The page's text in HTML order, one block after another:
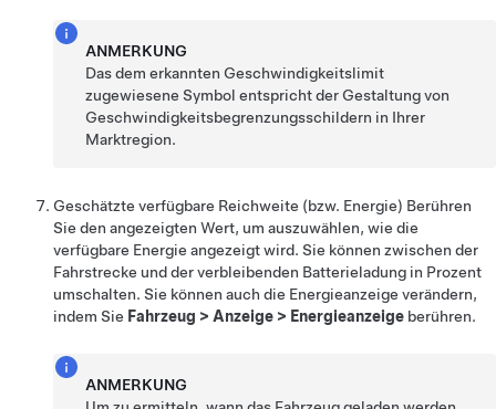
ANMERKUNG
Das dem erkannten Geschwindigkeitslimit
zugewiesene Symbol entspricht der Gestaltung von
Geschwindigkeitsbegrenzungsschildern in Ihrer
Marktregion.
Geschätzte verfügbare Reichweite (bzw. Energie) Berühren
Sie den angezeigten Wert, um auszuwählen, wie die
verfügbare Energie angezeigt wird. Sie können zwischen der
Fahrstrecke und der verbleibenden Batterieladung in Prozent
umschalten. Sie können auch die Energieanzeige verändern,
indem Sie Fahrzeug > Anzeige > Energieanzeige berühren.
ANMERKUNG